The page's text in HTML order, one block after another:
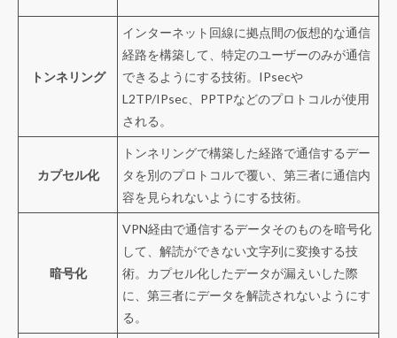
トンネリング
インターネット回線に拠点間の仮想的な通信
経路を構築して、特定のユーザーのみが通信
できるようにする技術。IPsecや
L2TP/IPsec、PPTPなどのプロトコルが使用
される。
カプセル化
トンネリングで構築した経路で通信するデー
タを別のプロトコルで覆い、第三者に通信内
容を見られないようにする技術。
暗号化
VPN経由で通信するデータそのものを暗号化
して、解読ができない文字列に変換する技
術。カプセル化したデータが漏えいした際
に、第三者にデータを解読されないようにす
る。